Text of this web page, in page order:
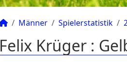
Männer Spielerstatistik
Felix Krüger :